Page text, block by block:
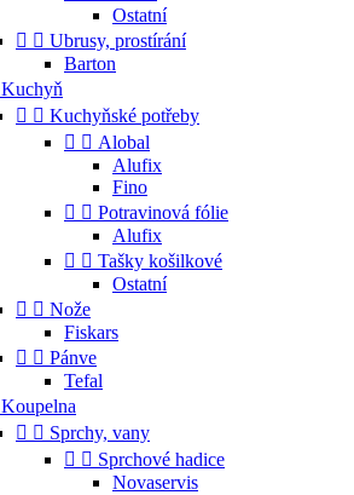
Ostatní
  Ubrusy, prostírání
Barton
Kuchyň
  Kuchyňské potřeby
  Alobal
Alufix
Fino
  Potravinová fólie
Alufix
  Tašky košilkové
Ostatní
  Nože
Fiskars
  Pánve
Tefal
Koupelna
  Sprchy, vany
  Sprchové hadice
Novaservis